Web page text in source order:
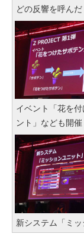
どの反響を呼んだ
イベント「花を
ント」なども開催
新システム「ミ